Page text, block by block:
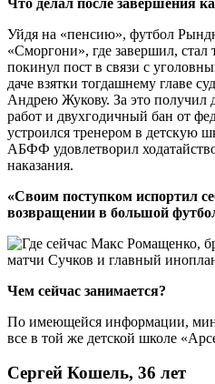
Уйдя на «пенсию», футбол
«Сморгони», где завершил,
покинул пост в связи с
даче взятки тогдашнему главе
Андрею Жукову. За это получил
работ и двухгодичный бан от
устроился тренером в детскую
АБФФ удовлетворил
наказания.
«Своим поступком испортил
возвращении в большой
Чем сейчас занимается?
По имеющейся информации,
все в той же детской школе
Сергей Кошель, 36 лет